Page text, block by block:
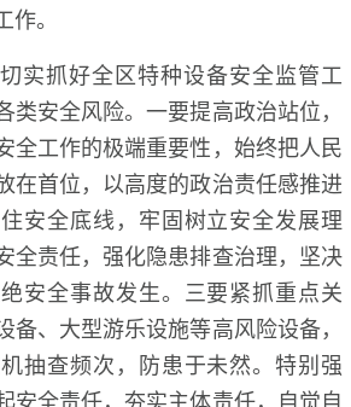
。
实抓好全区特种设备安全监管工
类安全风险。一要提高政治站位，
全工作的极端重要性，始终把人民
在首位，以高度的政治责任感推进
安全底线，牢固树立安全发展理
全责任，强化隐患排查治理，坚决
安全事故发生。三要紧抓重点关
备、大型游乐设施等高风险设备，
抽查频次，防患于未然。特别强
安全责任，夯实主体责任，自觉自